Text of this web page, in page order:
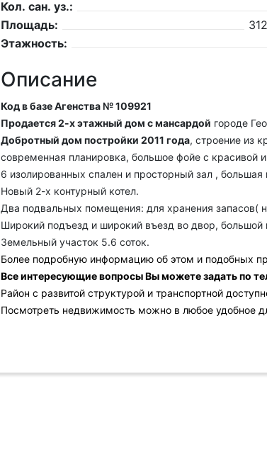
Кол. сан. уз.:
Площадь:
Этажность:
Описание
Код в базе Агенства № 109921
Продается 2-х этажный дом с мансардой городе
Добротный дом постройки 2011 года, строение из
современная планировка, большое фойе с красивой
6 изолированных спален и просторный зал ,
Новый 2-х контурный котел.
Два подвальных помещения: для хранения запасов(
Широкий подъезд и широкий въезд во двор,
Земельный участок 5.6 соток.
Более подробную информацию об этом и подобных
Все интересующие вопросы Вы можете задать по
Район с развитой структурой и транспортной
Посмотреть недвижимость можно в любое удобное